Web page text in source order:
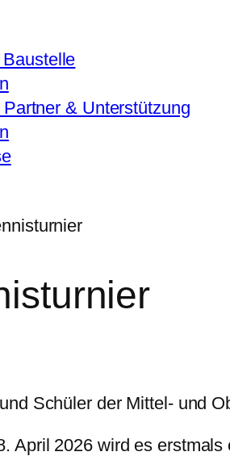
& Unterstützung
Schüler der Mittel- und
April 2026 wird es